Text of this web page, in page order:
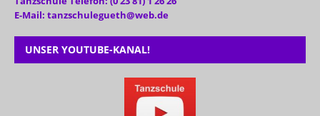
E-Mail: tanzschulegueth@web.de
UNSER YOUTUBE-KANAL!